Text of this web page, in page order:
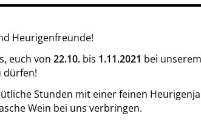
Heurigenfreunde!
euch von 22.10. bis 1.11.2021 bei
dürfen!
Stunden mit einer feinen
Wein bei uns verbringen.